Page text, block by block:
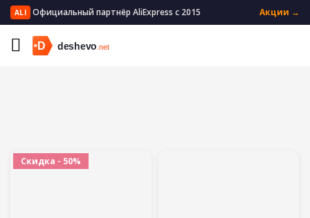
ALI Официальный партнёр AliExpress с 2015 Акции →
Главная Мобильные телефоны и аксессуары
Скидка - 50%